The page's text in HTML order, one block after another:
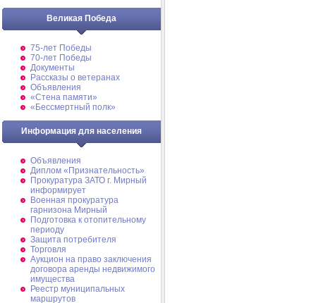
Великая Победа
75-лет Победы
70-лет Победы
Документы
Рассказы о ветеранах
Объявления
«Стена памяти»
«Бессмертный полк»
Информация для населения
Объявления
Диплом «Признательность»
Прокуратура ЗАТО г. Мирный
информирует
Военная прокуратура
гарнизона Мирный
Подготовка к отопительному
периоду
Защита потребителя
Торговля
Аукцион на право заключения
договора аренды недвижимого
имущества
Реестр муниципальных
маршрутов